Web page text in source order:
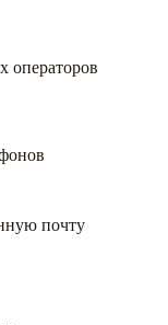
операторов
почту